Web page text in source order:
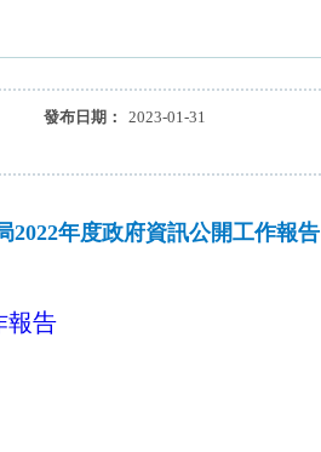
發布日期：
2023-01-31
2022年度政府資訊公開工作報告
報告